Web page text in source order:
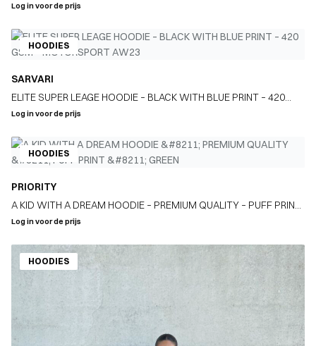
Log in voor de prijs
HOODIES
SARVARI
ELITE SUPER LEAGE HOODIE – BLACK WITH BLUE PRINT – 420
Log in voor de prijs
HOODIES
PRIORITY
A KID WITH A DREAM HOODIE – PREMIUM QUALITY – PUFF PRINT
– GREEN
Log in voor de prijs
HOODIES